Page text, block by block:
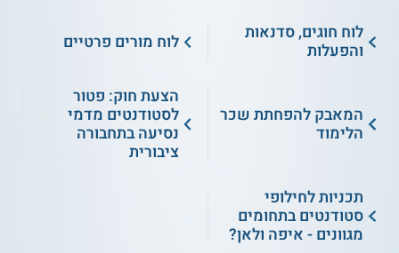
לוח חוגים, סדנאות
והפעלות
לוח מורים פרטיים
המאבק להפחתת שכר
הלימוד
הצעת חוק: פטור
לסטודנטים מדמי
נסיעה בתחבורה
ציבורית
תכניות לחילופי
סטודנטים בתחומים
מגוונים - איפה ולאן?